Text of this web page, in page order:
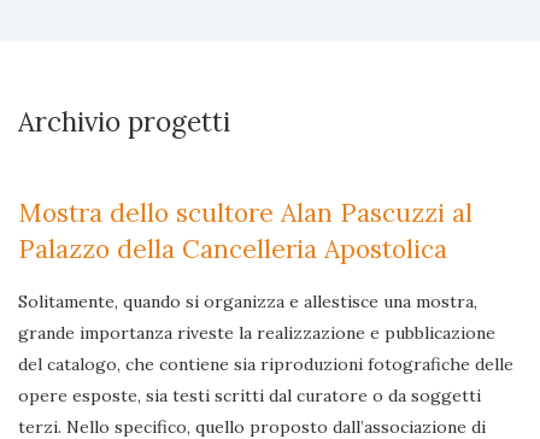
Archivio progetti
Mostra dello scultore Alan Pascuzzi al
Palazzo della Cancelleria Apostolica
Solitamente, quando si organizza e allestisce una mostra,
grande importanza riveste la realizzazione e pubblicazione
del catalogo, che contiene sia riproduzioni fotografiche delle
opere esposte, sia testi scritti dal curatore o da soggetti
terzi. Nello specifico, quello proposto dall’associazione di